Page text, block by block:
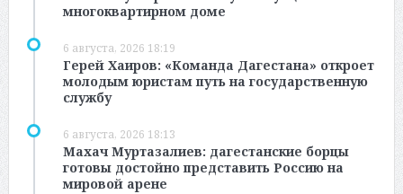
многоквартирном доме
6 августа, 2026 18:19
Герей Хаиров: «Команда Дагестана» откроет
молодым юристам путь на государственную
службу
6 августа, 2026 18:13
Махач Муртазалиев: дагестанские борцы
готовы достойно представить Россию на
мировой арене